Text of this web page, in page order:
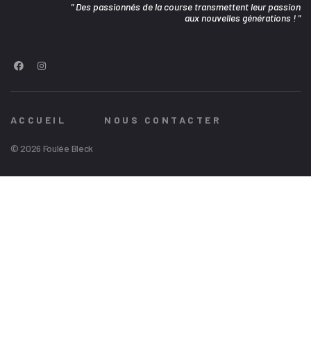
" Des passionnés de la course transmettent leur passion
aux nouvelles générations ! "
ACCUEIL NOUS CONTACTER
© 2026 Foulée Bleck